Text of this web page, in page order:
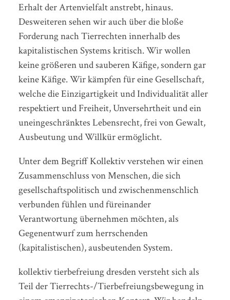
Erhalt der Artenvielfalt anstrebt, hinaus.
Desweiteren sehen wir auch über die bloße
Forderung nach Tierrechten innerhalb des
kapitalistischen Systems kritisch. Wir wollen
keine größeren und sauberen Käfige, sondern gar
keine Käfige. Wir kämpfen für eine Gesellschaft,
welche die Einzigartigkeit und Individualität aller
respektiert und Freiheit, Unversehrtheit und ein
uneingeschränktes Lebensrecht, frei von Gewalt,
Ausbeutung und Willkür ermöglicht.
Unter dem Begriff Kollektiv verstehen wir einen
Zusammenschluss von Menschen, die sich
gesellschaftspolitisch und zwischenmenschlich
verbunden fühlen und füreinander
Verantwortung übernehmen möchten, als
Gegenentwurf zum herrschenden
(kapitalistischen), ausbeutenden System.
kollektiv tierbefreiung dresden versteht sich als
Teil der Tierrechts-/Tierbefreiungsbewegung in